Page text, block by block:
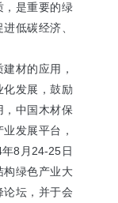
项
，是重要的绿
低碳经济、
材的应用，
化发展，鼓励
，中国木材保
发展平台，
8月24-25日
构绿色产业大
论坛，并于会